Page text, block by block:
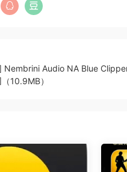
音乐并显示节拍和小节标
，支持自动同步和多达 64 个
自动转换项目，以进行方
式和帧大小的 360° 等距柱
您的作品，以提高媒体管理
Nembrini Audio NA Blue
10.9MB）